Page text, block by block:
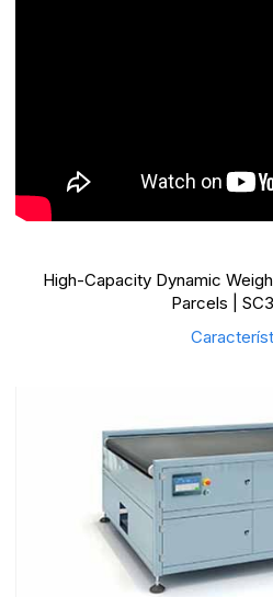
High-Capacity Dynamic
Parcels |